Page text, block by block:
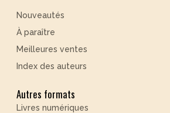
Nouveautés
À paraître
Meilleures ventes
Index des auteurs
Autres formats
Livres numériques